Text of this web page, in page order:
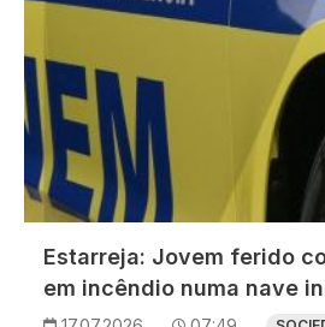
Estarreja: Jovem ferido
em incêndio numa nave